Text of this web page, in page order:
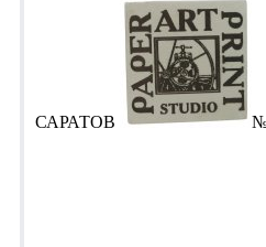
САРАТОВ